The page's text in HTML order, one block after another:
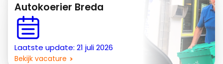
Autokoerier Breda
Laatste update: 21 juli 2026
Bekijk vacature